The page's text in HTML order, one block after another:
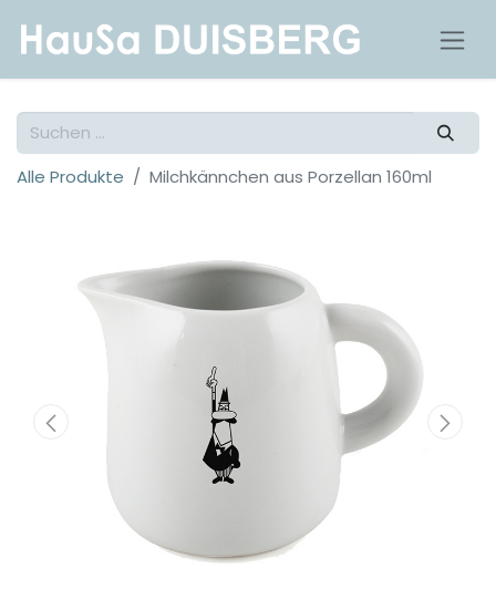
Alle Produkte Milchkännchen aus Porzellan 160ml